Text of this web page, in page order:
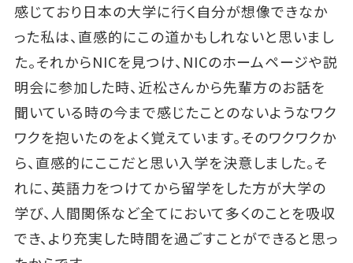
感じており日本の大学に行く自分が想像できなか
った私は、直感的にこの道かもしれないと思いまし
た。それからNICを見つけ、NICのホームページや説
明会に参加した時、近松さんから先輩方のお話を
聞いている時の今まで感じたことのないようなワク
ワクを抱いたのをよく覚えています。そのワクワクか
ら、直感的にここだと思い入学を決意しました。そ
れに、英語力をつけてから留学をした方が大学の
学び、人間関係など全てにおいて多くのことを吸収
でき、より充実した時間を過ごすことができると思っ